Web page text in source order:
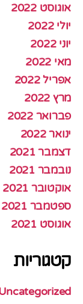
אוגוסט 2022
יולי 2022
יוני 2022
מאי 2022
אפריל 2022
מרץ 2022
פברואר 2022
ינואר 2022
דצמבר 2021
נובמבר 2021
אוקטובר 2021
ספטמבר 2021
אוגוסט 2021
קטגוריות